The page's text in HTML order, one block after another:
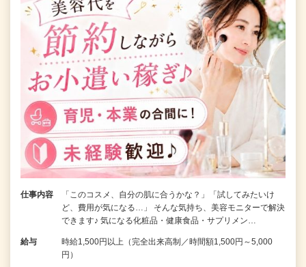
仕事内容
「このコスメ、自分の肌に合うかな？」「試してみたいけ
ど、費用が気になる…」 そんな気持ち、美容モニターで解決
できます♪ 気になる化粧品・健康食品・サプリメン…
給与
時給1,500円以上（完全出来高制／時間額1,500円～5,000
円）